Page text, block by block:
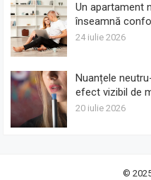
Un apartament
înseamnă
24 iulie 2026
Nuanțele
efect vizibil de
20 iulie 2026
©